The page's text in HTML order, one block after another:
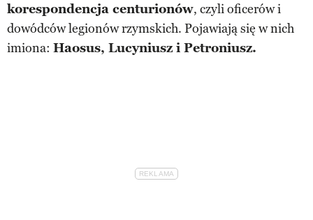
korespondencja centurionów, czyli oficerów i
dowódców legionów rzymskich. Pojawiają się w nich
imiona: Haosus, Lucyniusz i Petroniusz.